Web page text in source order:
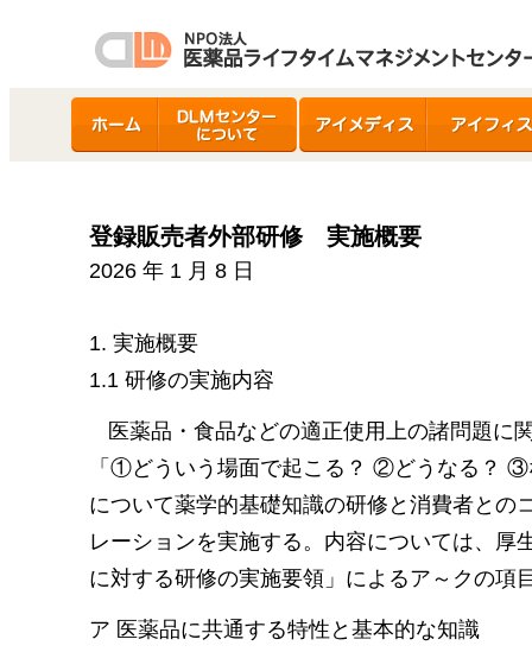
登録販売者外部研修 実施概要
2026 年 1 月 8 日
1. 実施概要
1.1 研修の実施内容
医薬品・食品などの適正使用上の諸問題に
「①どういう場面で起こる？ ②どうなる？
について薬学的基礎知識の研修と消費者との
レーションを実施する。内容については、厚
に対する研修の実施要領」によるア～クの項
ア 医薬品に共通する特性と基本的な知識